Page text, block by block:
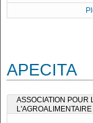
APECITA
ASSOCIATION POUR